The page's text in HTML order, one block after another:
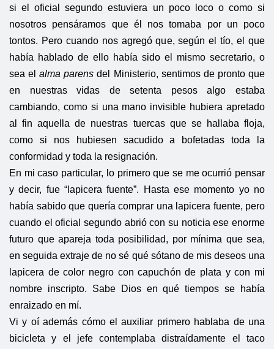
si el oficial segundo estuviera un poco loco o como si
nosotros pensáramos que él nos tomaba por un poco
tontos. Pero cuando nos agregó que, según el tío, el que
había hablado de ello había sido el mismo secretario, o
sea elalma parens del Ministerio, sentimos de pronto que
en nuestras vidas de setenta pesos algo estaba
cambiando, como si una mano invisible hubiera apretado
al fin aquella de nuestras tuercas que se hallaba floja,
como si nos hubiesen sacudido a bofetadas toda la
conformidad y toda la resignación.
En mi caso particular, lo primero que se me ocurrió pensar
y decir, fue “lapicera fuente”. Hasta ese momento yo no
había sabido que quería comprar una lapicera fuente, pero
cuando el oficial segundo abrió con su noticia ese enorme
futuro que apareja toda posibilidad, por mínima que sea,
en seguida extraje de no sé qué sótano de mis deseos una
lapicera de color negro con capuchón de plata y con mi
nombre inscripto. Sabe Dios en qué tiempos se había
enraizado en mí.
Vi y oí además cómo el auxiliar primero hablaba de una
bicicleta y el jefe contemplaba distraídamente el taco